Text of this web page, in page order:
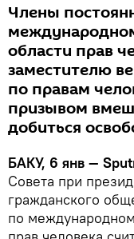
Члены
области прав
заместителю
по правам
призывом
добиться
БАКУ, 6 янв —
Совета при
гражданского
по